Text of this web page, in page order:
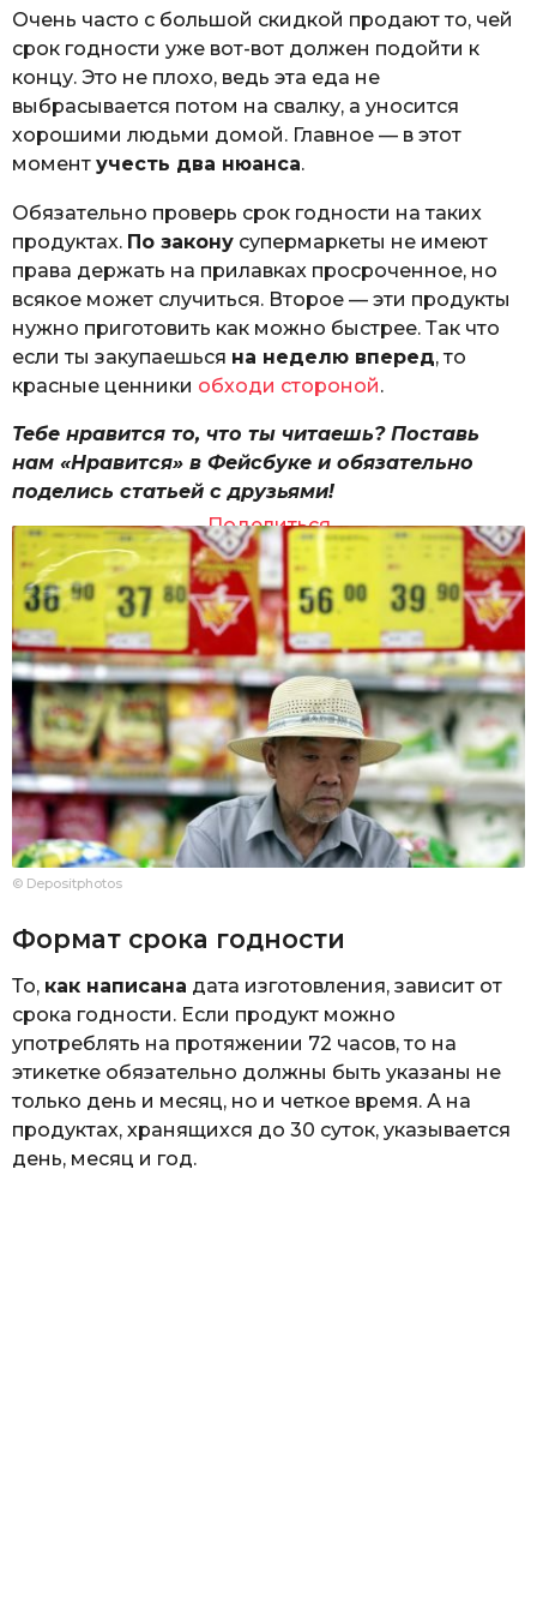
Очень часто с большой скидкой продают то, чей
срок годности уже вот-вот должен подойти к
концу. Это не плохо, ведь эта еда не
выбрасывается потом на свалку, а уносится
хорошими людьми домой. Главное — в этот
момент учесть два нюанса.
Обязательно проверь срок годности на таких
продуктах. По закону супермаркеты не имеют
права держать на прилавках просроченное, но
всякое может случиться. Второе — эти продукты
нужно приготовить как можно быстрее. Так что
если ты закупаешься на неделю вперед, то
красные ценники обходи стороной.
Тебе нравится то, что ты читаешь? Поставь
нам «Нравится» в Фейсбуке и обязательно
поделись статьей с друзьями!
Поделиться
© Depositphotos
Формат срока годности
То, как написана дата изготовления, зависит от
срока годности. Если продукт можно
употреблять на протяжении 72 часов, то на
этикетке обязательно должны быть указаны не
только день и месяц, но и четкое время. А на
продуктах, хранящихся до 30 суток, указывается
день, месяц и год.